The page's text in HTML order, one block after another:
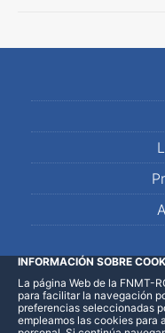
LinkedInFacebook
INFORMACIÓN SOBRE
La página Web de la FNMT-
para facilitar la navegación
preferencias seleccionadas
empleamos las cookies para